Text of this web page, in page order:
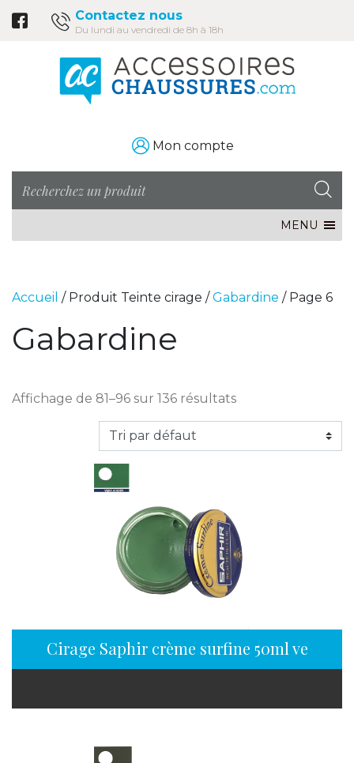
Contactez nous
Du lundi au vendredi de 8h à 18h
Mon compte
MENU
Accueil / Produit Teinte cirage /Gabardine / Page 6
Gabardine
Affichage de 81–96 sur 136 résultats
Cirage Saphir crème surfine 50ml vert